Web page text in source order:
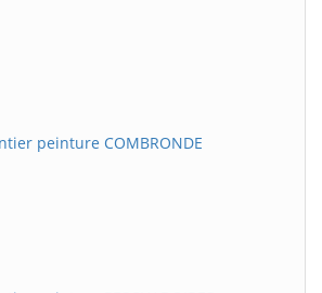
peinture COMBRONDE